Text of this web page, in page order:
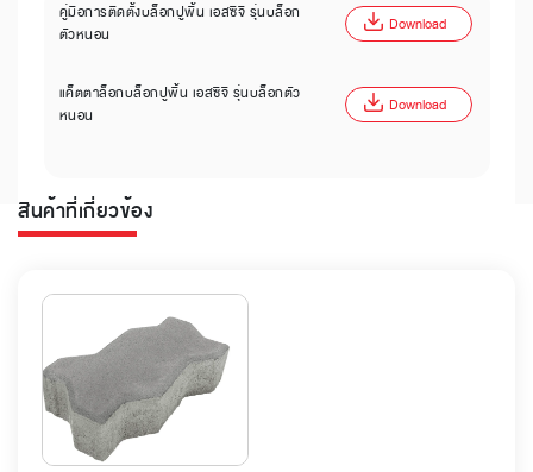
คู่มือการติดตั้งบล็อกปูพื้น เอสซีจี รุ่นบล็อก
ตัวหนอน
Download
แค็ตตาล็อกบล็อกปูพื้น เอสซีจี รุ่นบล็อกตัว
หนอน
Download
สินค้าที่เกี่ยวข้อง